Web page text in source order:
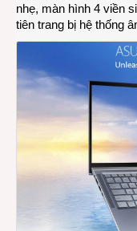
nhẹ, màn hình 4 viền
tiên trang bị hệ thống